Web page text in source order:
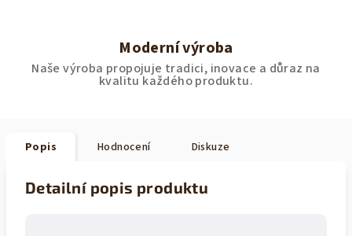
Moderní výroba
Naše výroba propojuje tradici, inovace a důraz na
kvalitu každého produktu.
Popis Hodnocení Diskuze
Detailní popis produktu